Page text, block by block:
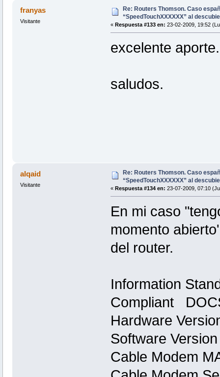
franyas
Visitante
Re: Routers Thomson. Caso
“SpeedTouchXXXXXX” al
« Respuesta #133 en: 23-02-2009, 19:52
excelente aporte.
saludos.
alqaid
Visitante
Re: Routers Thomson. Caso
“SpeedTouchXXXXXX” al
« Respuesta #134 en: 23-07-2009, 07:10
En mi caso
momento
del router.
Information
Compliant
Hardware
Software
Cable Modem